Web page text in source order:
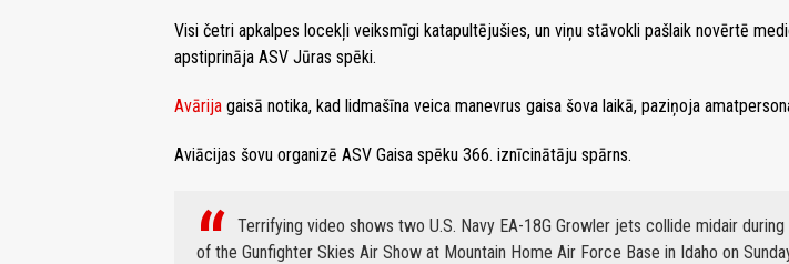
Visi četri apkalpes locekļi veiksmīgi katapultējušies, un viņu stāvokli pašlaik novērtē
apstiprināja ASV Jūras spēki.
Avārija gaisā notika, kad lidmašīna veica manevrus gaisa šova laikā, paziņoja
Aviācijas šovu organizē ASV Gaisa spēku 366. iznīcinātāju spārns.
Terrifying video shows two U.S. Navy EA-18G Growler jets collide midair
of the Gunfighter Skies Air Show at Mountain Home Air Force Base in Idaho on